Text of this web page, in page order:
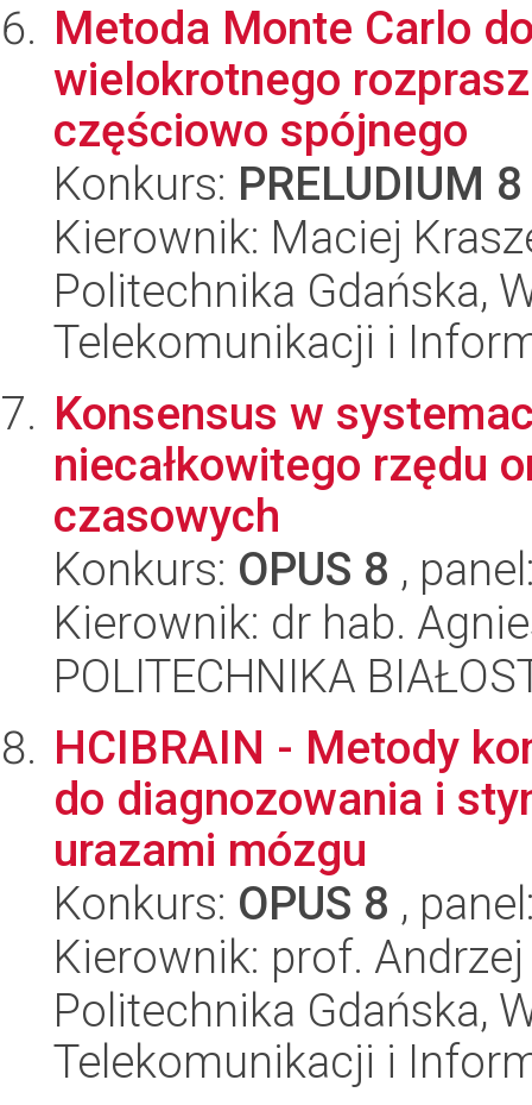
Metoda Monte Carlo
wielokrotnego
częściowo spójnego
Konkurs: PRELUDIUM 8
Kierownik: Maciej
Politechnika Gdańska,
Telekomunikacji i
Konsensus w
niecałkowitego rzędu
czasowych
Konkurs: OPUS 8 ,
Kierownik: dr hab.
POLITECHNIKA
HCIBRAIN - Metody
do diagnozowania i
urazami mózgu
Konkurs: OPUS 8 ,
Kierownik: prof.
Politechnika Gdańska,
Telekomunikacji i